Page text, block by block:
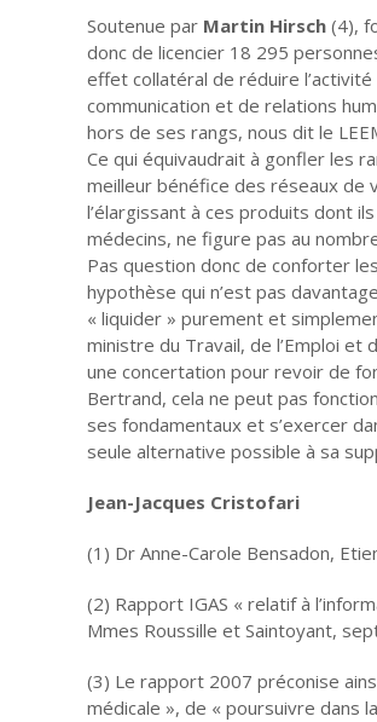
Soutenue par Martin Hirsch (4),
donc de licencier 18 295
effet collatéral de réduire
communication et de relations
hors de ses rangs, nous dit le
Ce qui équivaudrait à gonfler les
meilleur bénéfice des réseaux de
l’élargissant à ces produits dont
médecins, ne figure pas au
Pas question donc de conforter
hypothèse qui n’est pas
« liquider » purement et
ministre du Travail, de l’Emploi
une concertation pour revoir de
Bertrand, cela ne peut pas
ses fondamentaux et s’exercer
seule alternative possible à sa
Jean-Jacques Cristofari
(1) Dr Anne-Carole Bensadon,
(2) Rapport IGAS « relatif à
Mmes Roussille et Saintoyant,
(3) Le rapport 2007 préconise
médicale », de « poursuivre dans